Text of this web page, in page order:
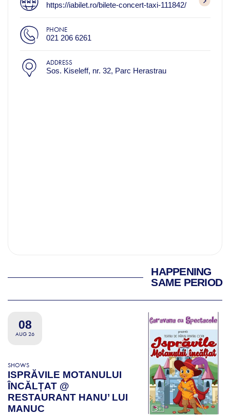
https://iabilet.ro/bilete-concert-taxi-111842/
PHONE
021 206 6261
ADDRESS
Sos. Kiseleff, nr. 32, Parc Herastrau
HAPPENING
SAME PERIOD
08
AUG 26
SHOWS
ISPRĂVILE MOTANULUI
ÎNCĂLȚAT @
RESTAURANT HANU’ LUI
MANUC